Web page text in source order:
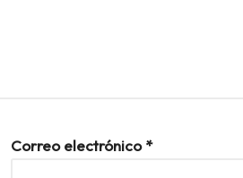
Correo electrónico*